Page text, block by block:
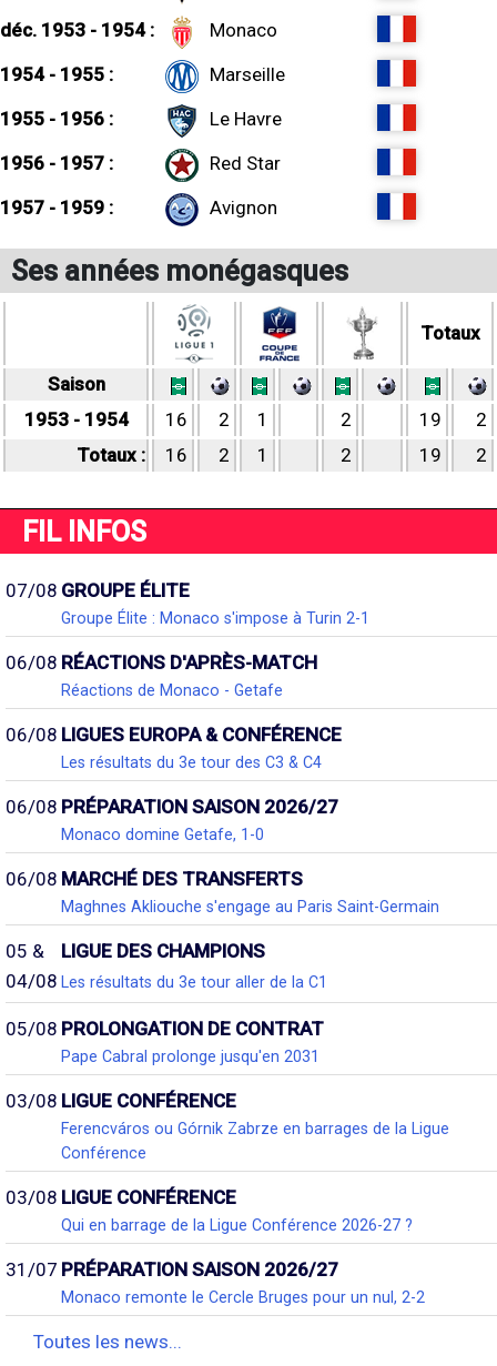
déc. 1953 - 1954 :
Monaco
1954 - 1955 :
Marseille
1955 - 1956 :
Le Havre
1956 - 1957 :
Red Star
1957 - 1959 :
Avignon
Ses années monégasques
Totaux
Saison
1953 - 1954
16 2 1 2 19
2
Totaux :
16 2 1 2 19 2
FIL INFOS
07/08 GROUPE ÉLITE
Groupe Élite : Monaco s'impose à Turin 2-1
06/08 RÉACTIONS D'APRÈS-MATCH
Réactions de Monaco - Getafe
06/08 LIGUES EUROPA & CONFÉRENCE
Les résultats du 3e tour des C3 & C4
06/08 PRÉPARATION SAISON 2026/27
Monaco domine Getafe, 1-0
06/08 MARCHÉ DES TRANSFERTS
Maghnes Akliouche s'engage au Paris Saint-Germain
05 &
04/08
LIGUE DES CHAMPIONS
Les résultats du 3e tour aller de la C1
05/08 PROLONGATION DE CONTRAT
Pape Cabral prolonge jusqu'en 2031
03/08 LIGUE CONFÉRENCE
Ferencváros ou Górnik Zabrze en barrages de la Ligue
Conférence
03/08 LIGUE CONFÉRENCE
Qui en barrage de la Ligue Conférence 2026-27 ?
31/07 PRÉPARATION SAISON 2026/27
Monaco remonte le Cercle Bruges pour un nul, 2-2
Toutes les news...